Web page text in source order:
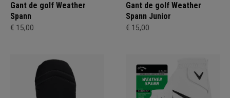
Gant de golf Weather
Spann
€ 15,00
Gant de golf Weather
Spann Junior
€ 15,00